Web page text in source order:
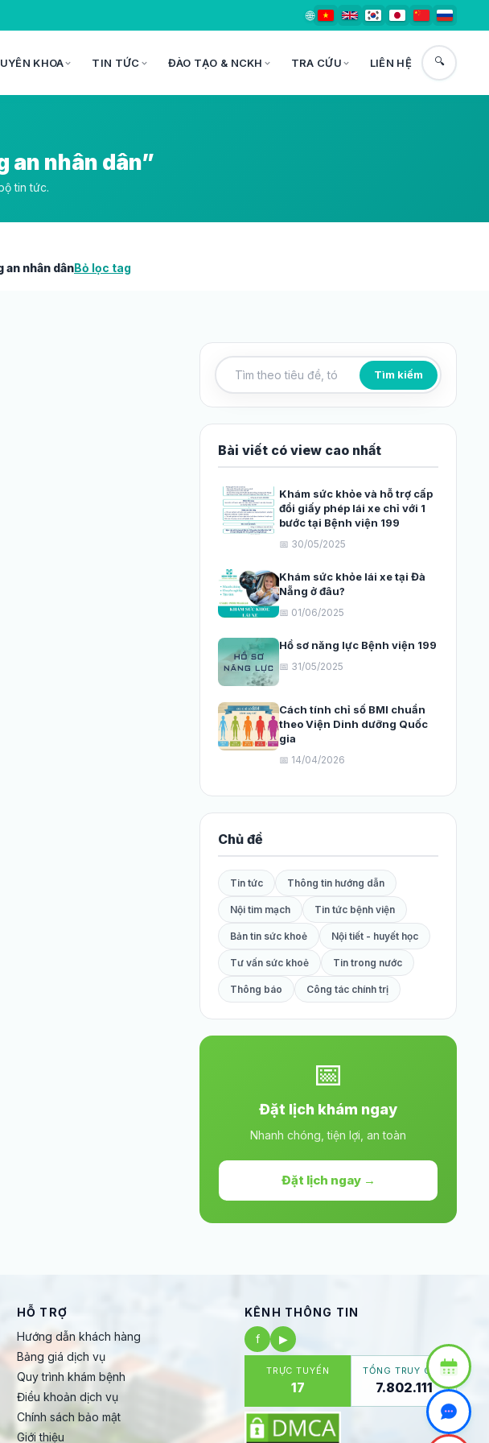
🌐
KHOA TIN TỨC ĐÀO TẠO & NCKH TRA CỨU LIÊN HỆ 🔍
an nhân dân”
tin tức.
nhân dânBỏ lọc tag
Tìm kiếm bài viết
Tìm kiếm
Bài viết có view cao nhất
Khám sức khỏe và hỗ trợ cấp
đổi giấy phép lái xe chỉ với 1
bước tại Bệnh viện 199
📅 30/05/2025
Khám sức khỏe lái xe tại Đà
Nẵng ở đâu?
📅 01/06/2025
Hồ sơ năng lực Bệnh viện 199
📅 31/05/2025
Cách tính chỉ số BMI chuẩn
theo Viện Dinh dưỡng Quốc
gia
📅 14/04/2026
Chủ đề
Tin tức Thông tin hướng dẫn
Nội tim mạch Tin tức bệnh viện
Bản tin sức khoẻ Nội tiết - huyết học
Tư vấn sức khoẻ Tin trong nước
Thông báo Công tác chính trị
📅
Đặt lịch khám ngay
Nhanh chóng, tiện lợi, an toàn
Đặt lịch ngay →
HỖ TRỢ
Hướng dẫn khách hàng
Bảng giá dịch vụ
Quy trình khám bệnh
Điều khoản dịch vụ
Chính sách bảo mật
Giới thiệu
KÊNH THÔNG TIN
f
▶
TRỰC TUYẾN
17
TỔNG TRUY CẬP
7.802.111